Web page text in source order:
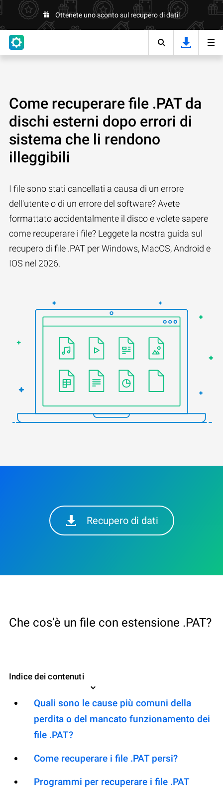
Ottenete uno sconto sul recupero di dati!
Come recuperare file .PAT da
dischi esterni dopo errori di
sistema che li rendono
illeggibili
I file sono stati cancellati a causa di un errore
dell'utente o di un errore del software? Avete
formattato accidentalmente il disco e volete sapere
come recuperare i file? Leggete la nostra guida sul
recupero di file .PAT per Windows, MacOS, Android e
IOS nel 2026.
Recupero di dati
Che cos’è un file con estensione .PAT?
Indice dei contenuti
Quali sono le cause più comuni della
perdita o del mancato funzionamento dei
file .PAT?
Come recuperare i file .PAT persi?
Programmi per recuperare i file .PAT